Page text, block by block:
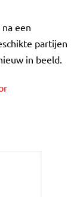
een
partijen
in beeld.